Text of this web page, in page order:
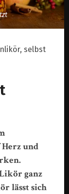
selbst
und
ganz
lässt sich